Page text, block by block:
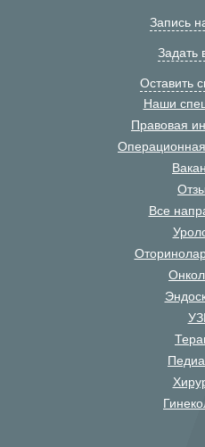
Запись
Задать
Оставить
Наши
Правовая
Все